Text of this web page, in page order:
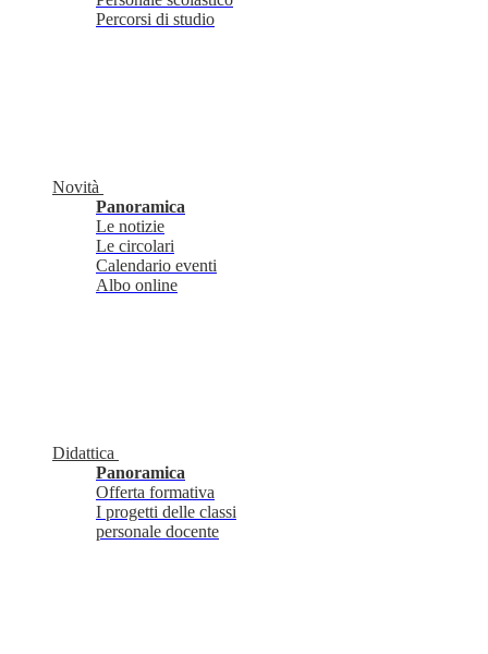
Percorsi di studio
Novità
Panoramica
Le notizie
Le circolari
Calendario eventi
Albo online
Didattica
Panoramica
Offerta formativa
I progetti delle classi
personale docente